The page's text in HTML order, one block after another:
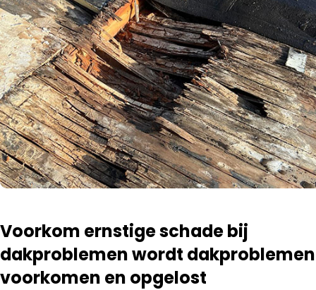
Voorkom ernstige schade bij
dakproblemen wordt dakproblemen
voorkomen en opgelost